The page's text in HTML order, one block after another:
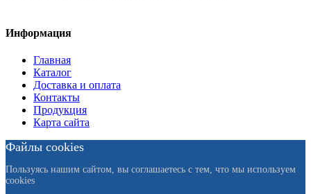
Информация
Главная
Каталог
Доставка и оплата
Контакты
Продукция
Карта сайта
Файлы cookies
Пользуясь нашим сайтом, вы соглашаетесь с тем, что мы используем
cookies